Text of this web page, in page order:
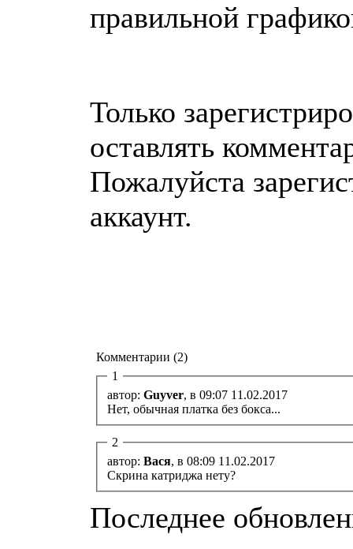
правильной
Только
оставлять
Пожалуйста
аккаунт.
Комментарии (2)
1
автор: Guyver, в 09:07 11.02.2017
Нет, обычная платка без бокса...
2
автор: Вася, в 08:09 11.02.2017
Скрина катриджа нету?
Последнее